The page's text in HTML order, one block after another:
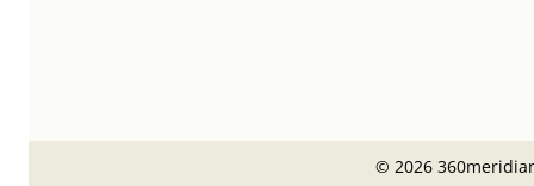
© 2026